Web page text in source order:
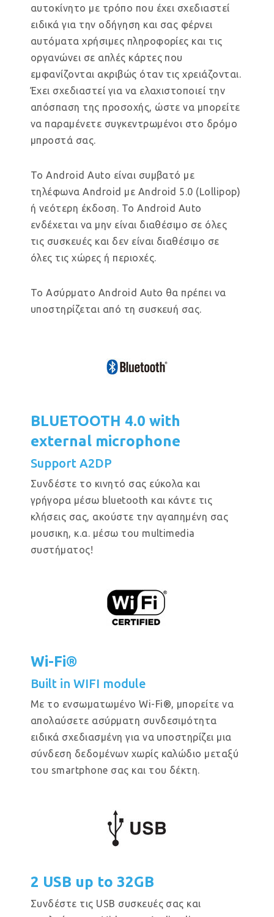
αυτοκίνητο με τρόπο που έχει σχεδιαστεί
ειδικά για την οδήγηση και σας φέρνει
αυτόματα χρήσιμες πληροφορίες και τις
οργανώνει σε απλές κάρτες που
εμφανίζονται ακριβώς όταν τις χρειάζονται.
Έχει σχεδιαστεί για να ελαχιστοποιεί την
απόσπαση της προσοχής, ώστε να μπορείτε
να παραμένετε συγκεντρωμένοι στο δρόμο
μπροστά σας.
Το Android Auto είναι συμβατό με
τηλέφωνα Android με Android 5.0 (Lollipop)
ή νεότερη έκδοση. Το Android Auto
ενδέχεται να μην είναι διαθέσιμο σε όλες
τις συσκευές και δεν είναι διαθέσιμο σε
όλες τις χώρες ή περιοχές.
Το Ασύρματο Android Auto θα πρέπει να
υποστηρίζεται από τη συσκευή σας.
BLUETOOTH 4.0 with
external microphone
Support A2DP
Συνδέστε το κινητό σας εύκολα και
γρήγορα μέσω bluetooth και κάντε τις
κλήσεις σας, ακούστε την αγαπημένη σας
μουσικη, κ.α. μέσω του multimedia
συστήματος!
Wi-Fi®
Built in WIFI module
Με το ενσωματωμένο Wi-Fi®, μπορείτε να
απολαύσετε ασύρματη συνδεσιμότητα
ειδικά σχεδιασμένη για να υποστηρίζει μια
σύνδεση δεδομένων χωρίς καλώδιο μεταξύ
του smartphone σας και του δέκτη.
2 USB up to 32GB
Συνδέστε τις USB συσκευές σας και